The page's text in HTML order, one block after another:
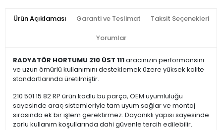
Ürün Açıklaması Garanti ve Teslimat Taksit Seçenekleri
Yorumlar
RADYATÖR HORTUMU 210 ÜST 111aracınızın performansını
ve uzun ömürlü kullanımını desteklemek üzere yüksek kalite
standartlarında üretilmiştir.
210 501 15 82 RP ürün kodlu bu parça, OEM uyumluluğu
sayesinde araç sistemleriyle tam uyum sağlar ve montaj
sırasında ek bir işlem gerektirmez. Dayanıklı yapısı sayesinde
zorlu kullanım koşullarında dahi güvenle tercih edilebilir.